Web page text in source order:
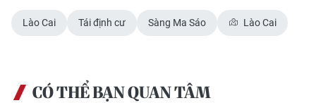
Lào Cai Tái định cư Sàng Ma Sáo Lào Cai
CÓ THỂ BẠN QUAN TÂM